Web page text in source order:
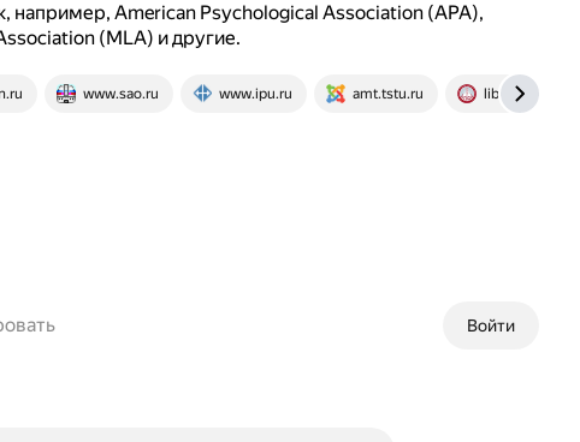
например, American Psychological Association (APA),
(MLA) и другие.
www.sao.ru www.ipu.ru amt.tstu.ru library.grsmu.by
Войти